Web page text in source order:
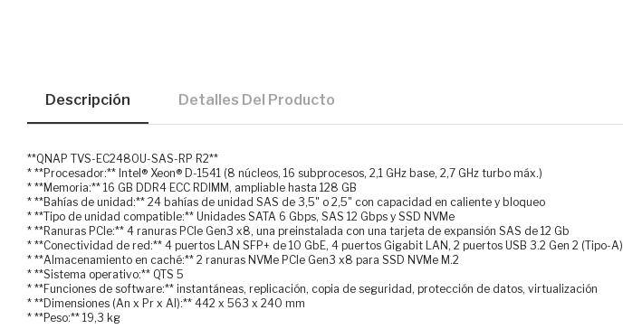
Descripción Detalles Del Producto
**QNAP TVS-EC2480U-SAS-RP R2**
* **Procesador:** Intel® Xeon® D-1541 (8 núcleos, 16 subprocesos, 2,1 GHz base, 2,7 GHz turbo máx.)
* **Memoria:** 16 GB DDR4 ECC RDIMM, ampliable hasta 128 GB
* **Bahías de unidad:** 24 bahías de unidad SAS de 3,5" o 2,5" con capacidad en caliente y bloqueo
* **Tipo de unidad compatible:** Unidades SATA 6 Gbps, SAS 12 Gbps y SSD NVMe
* **Ranuras PCIe:** 4 ranuras PCIe Gen3 x8, una preinstalada con una tarjeta de expansión SAS de 12 Gb
* **Conectividad de red:** 4 puertos LAN SFP+ de 10 GbE, 4 puertos Gigabit LAN, 2 puertos USB 3.2 Gen 2 (Tipo-A)
* **Almacenamiento en caché:** 2 ranuras NVMe PCIe Gen3 x8 para SSD NVMe M.2
* **Sistema operativo:** QTS 5
* **Funciones de software:** instantáneas, replicación, copia de seguridad, protección de datos, virtualización
* **Dimensiones (An x Pr x Al):** 442 x 563 x 240 mm
* **Peso:** 19,3 kg